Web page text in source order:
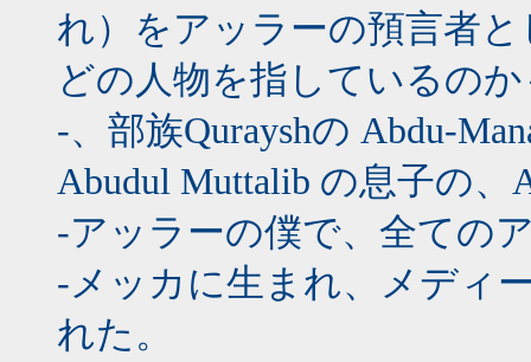
れ）をアッラーの預言者
どの人物を指しているの
-、部族Qurayshの Abdu-
Abudul Muttalib の息子の、
-アッラーの僕で、全ての
-メッカに生まれ、メディ
れた。